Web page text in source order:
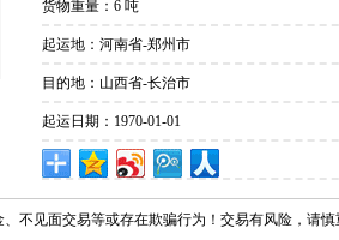
货物重量：6 吨
起运地：河南省-郑州市
目的地：山西省-长治市
起运日期：1970-01-01
、不见面交易等或存在欺骗行为！交易有风险，请慎